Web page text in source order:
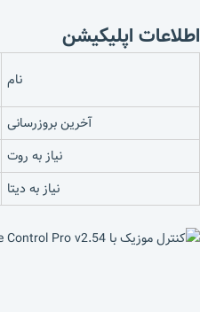
اطلاعات اپلیکیشن
نام
آخرین بروزرسانی
نیاز به روت
نیاز به دیتا